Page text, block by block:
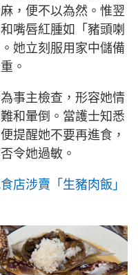
，便不以為然。惟翌
嘴唇紅腫如「豬頭喇
她立刻服用家中儲備
。
事主檢查，形容她情
和暈倒。當護士知悉
提醒她不要再進食，
令她過敏。
店涉賣「生豬肉飯」